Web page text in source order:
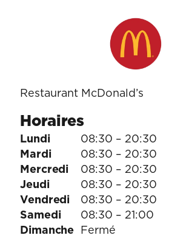
Restaurant McDonald’s
Horaires
Lundi
08:30 – 20:30
Mardi
08:30 – 20:30
Mercredi
08:30 – 20:30
Jeudi
08:30 – 20:30
Vendredi
08:30 – 20:30
Samedi
08:30 – 21:00
Dimanche Fermé